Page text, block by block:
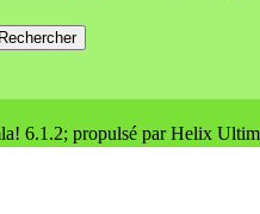
Rechercher
6.1.2; propulsé par Helix